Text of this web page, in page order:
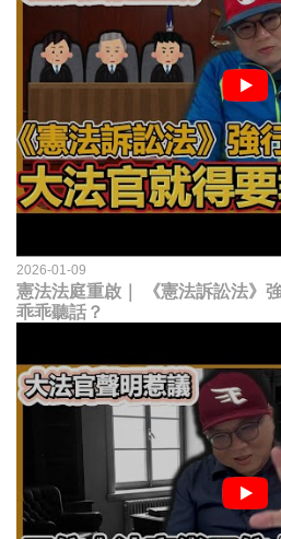
2026-01-09
憲法法庭重啟｜ 《憲法訴訟法》
乖乖聽話？